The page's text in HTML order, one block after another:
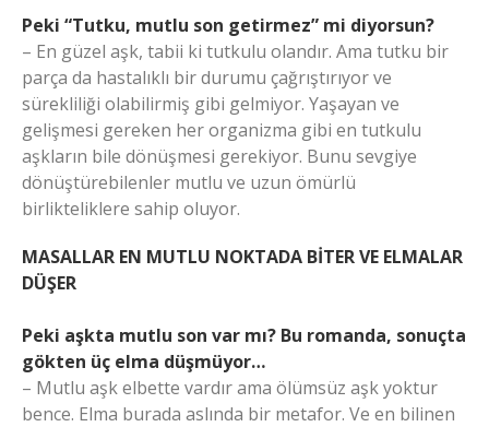
Peki “Tutku, mutlu son getirmez” mi diyorsun?
– En güzel aşk, tabii ki tutkulu olandır. Ama tutku bir
parça da hastalıklı bir durumu çağrıştırıyor ve
sürekliliği olabilirmiş gibi gelmiyor. Yaşayan ve
gelişmesi gereken her organizma gibi en tutkulu
aşkların bile dönüşmesi gerekiyor. Bunu sevgiye
dönüştürebilenler mutlu ve uzun ömürlü
birlikteliklere sahip oluyor.
MASALLAR EN MUTLU NOKTADA BİTER VE ELMALAR
DÜŞER
Peki aşkta mutlu son var mı? Bu romanda, sonuçta
gökten üç elma düşmüyor…
– Mutlu aşk elbette vardır ama ölümsüz aşk yoktur
bence. Elma burada aslında bir metafor. Ve en bilinen